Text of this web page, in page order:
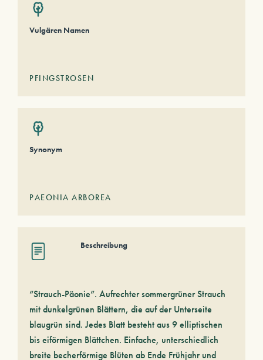
Vulgären Namen
PFINGSTROSEN
Synonym
PAEONIA ARBOREA
Beschreibung
“Strauch-Päonie”. Aufrechter sommergrüner Strauch
mit dunkelgrünen Blättern, die auf der Unterseite
blaugrün sind. Jedes Blatt besteht aus 9 elliptischen
bis eiförmigen Blättchen. Einfache, unterschiedlich
breite becherförmige Blüten ab Ende Frühjahr und